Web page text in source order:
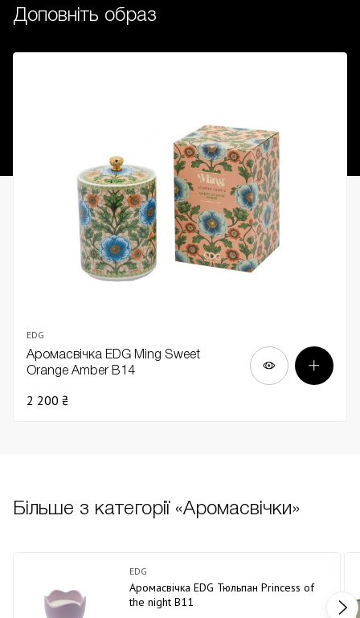
Доповніть образ
EDG
Аромасвічка EDG Ming Sweet
Orange Amber В14
2 200 ₴
Більше з категорії «Аромасвічки»
EDG
Аромасвічка EDG Тюльпан Princess of
the night В11